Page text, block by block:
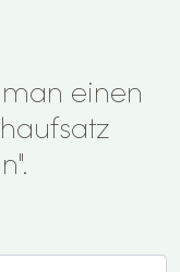
einen